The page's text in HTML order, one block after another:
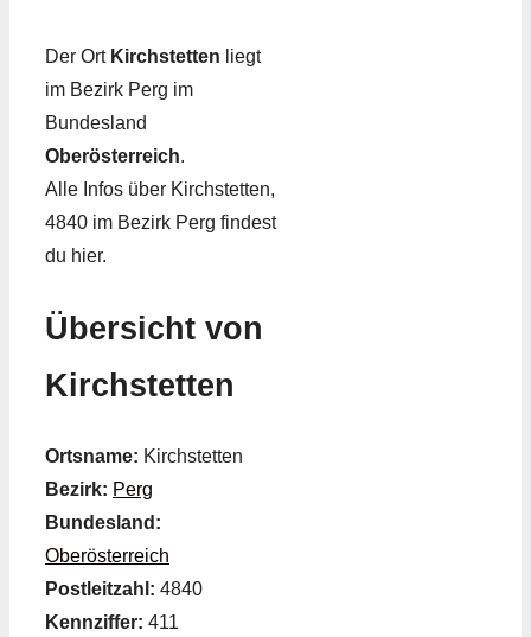
Der Ort Kirchstetten liegt
im Bezirk Perg im
Bundesland
Oberösterreich.
Alle Infos über Kirchstetten,
4840 im Bezirk Perg findest
du hier.
Übersicht von
Kirchstetten
Ortsname: Kirchstetten
Bezirk: Perg
Bundesland:
Oberösterreich
Postleitzahl: 4840
Kennziffer: 411